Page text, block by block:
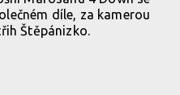
díle, za kamerou
Štěpánizko.